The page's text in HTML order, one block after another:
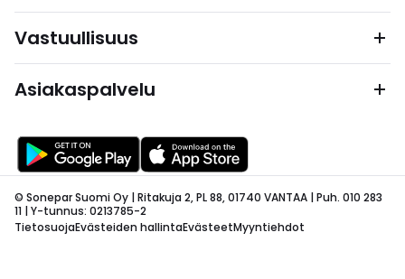
Vastuullisuus
Asiakaspalvelu
© Sonepar Suomi Oy | Ritakuja 2, PL 88, 01740 VANTAA | Puh. 010 283
11 | Y-tunnus: 0213785-2
TietosuojaEvästeiden hallintaEvästeetMyyntiehdot